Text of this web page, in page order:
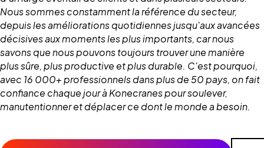
Nous sommes constamment la référence du secteur,
depuis les améliorations quotidiennes jusqu'aux avancées
décisives aux moments les plus importants, car nous
savons que nous pouvons toujours trouver une manière
plus sûre, plus productive et plus durable. C'est pourquoi,
avec 16 000+ professionnels dans plus de 50 pays, on fait
confiance chaque jour à Konecranes pour soulever,
manutentionner et déplacer ce dont le monde a besoin.